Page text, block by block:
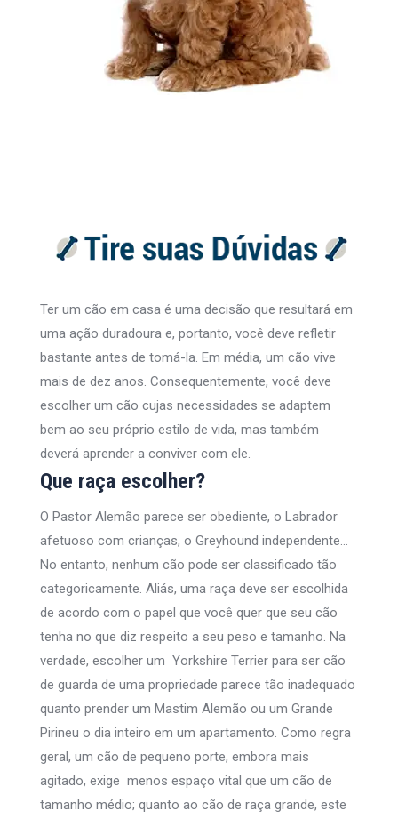
Ter um cão em casa é uma decisão que resultará em
uma ação duradoura e, portanto, você deve refletir
bastante antes de tomá-la. Em média, um cão vive
mais de dez anos. Consequentemente, você deve
escolher um cão cujas necessidades se adaptem
bem ao seu próprio estilo de vida, mas também
deverá aprender a conviver com ele.
Que raça escolher?
O Pastor Alemão parece ser obediente, o Labrador
afetuoso com crianças, o Greyhound independente…
No entanto, nenhum cão pode ser classificado tão
categoricamente. Aliás, uma raça deve ser escolhida
de acordo com o papel que você quer que seu cão
tenha no que diz respeito a seu peso e tamanho. Na
verdade, escolher um Yorkshire Terrier para ser cão
de guarda de uma propriedade parece tão inadequado
quanto prender um Mastim Alemão ou um Grande
Pirineu o dia inteiro em um apartamento. Como regra
geral, um cão de pequeno porte, embora mais
agitado, exige menos espaço vital que um cão de
tamanho médio; quanto ao cão de raça grande, este